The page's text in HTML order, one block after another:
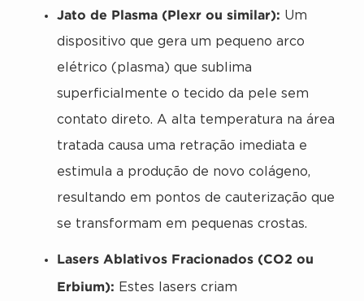
Jato de Plasma (Plexr ou similar): Um
dispositivo que gera um pequeno arco
elétrico (plasma) que sublima
superficialmente o tecido da pele sem
contato direto. A alta temperatura na área
tratada causa uma retração imediata e
estimula a produção de novo colágeno,
resultando em pontos de cauterização que
se transformam em pequenas crostas.
Lasers Ablativos Fracionados (CO2 ou
Erbium): Estes lasers criam